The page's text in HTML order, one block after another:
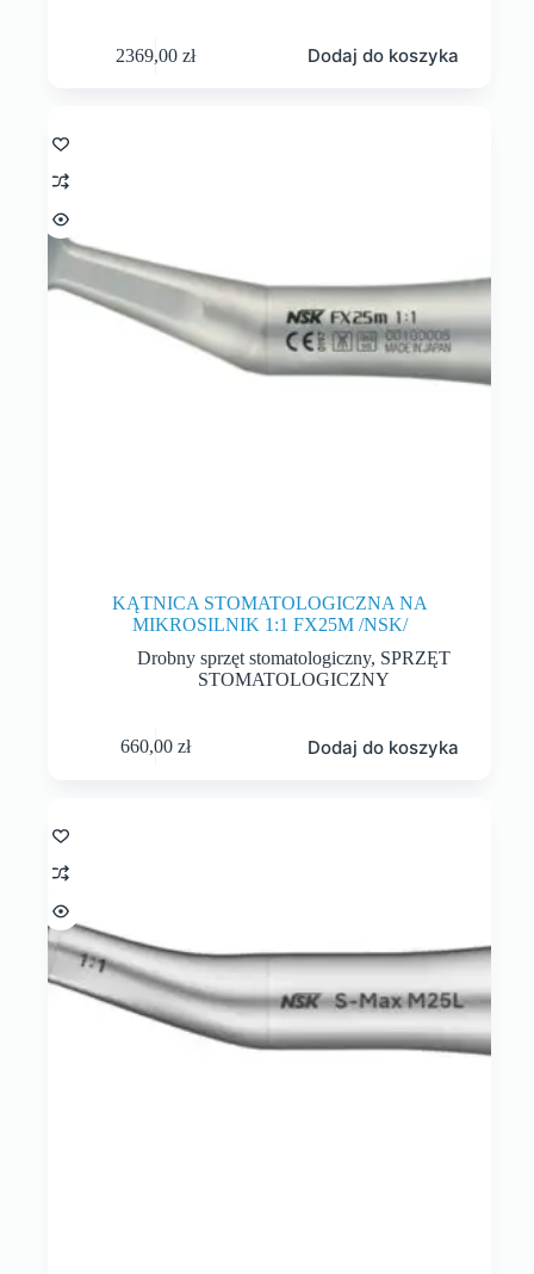
2369,00zł Dodaj do koszyka
KĄTNICA STOMATOLOGICZNA NA
MIKROSILNIK 1:1 FX25M /NSK/
Drobny sprzęt stomatologiczny, SPRZĘT
STOMATOLOGICZNY
660,00zł Dodaj do koszyka